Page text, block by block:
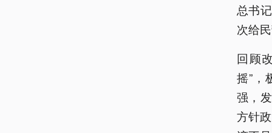
总书
次给
回顾
摇”，
强，
方针